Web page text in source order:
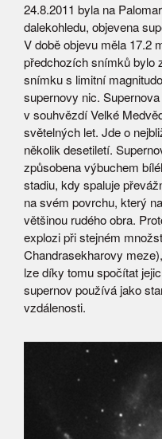
24.8.2011 byla na
dalekohledu, objevena
V době objevu měla 17.2
předchozích snímků bylo
snímku s limitní
supernovy nic.
v souhvězdí Velké
světelných let. Jde o
několik desetiletí.
způsobena výbuchem
stadiu, kdy spaluje
na svém povrchu, který
většinou rudého obra.
explozi při stejném
Chandrasekharovy
lze díky tomu spočítat
supernov používá jako
vzdálenosti.